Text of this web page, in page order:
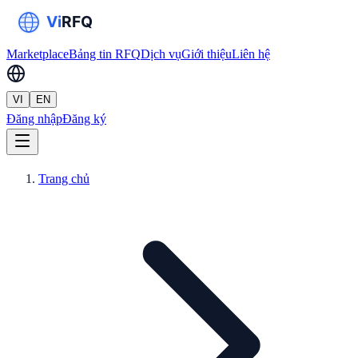
MarketplaceBảng tin RFQDịch vụGiới thiệuLiên hệ
VI EN
Đăng nhậpĐăng ký
Trang chủ